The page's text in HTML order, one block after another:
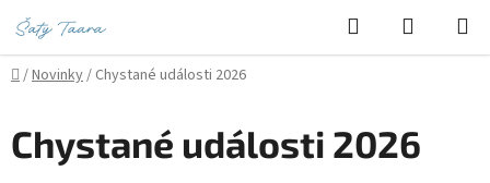
na
obsah
Hledat
KOŠÍK
Domů
/Novinky/ Chystané události 2026
Chystané události 2026